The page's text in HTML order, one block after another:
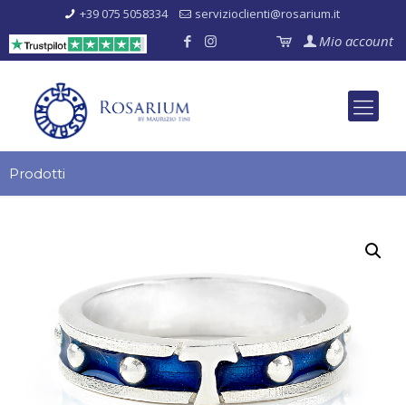
+39 075 5058334 servizioclienti@rosarium.it
Mio account
Prodotti